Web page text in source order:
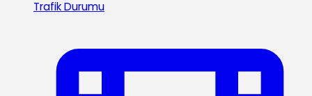
Trafik Durumu